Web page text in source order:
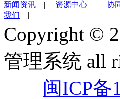
新闻资讯 | 资源中心 | 协
我们 |
Copyright ©
管理系统 all
闽ICP备